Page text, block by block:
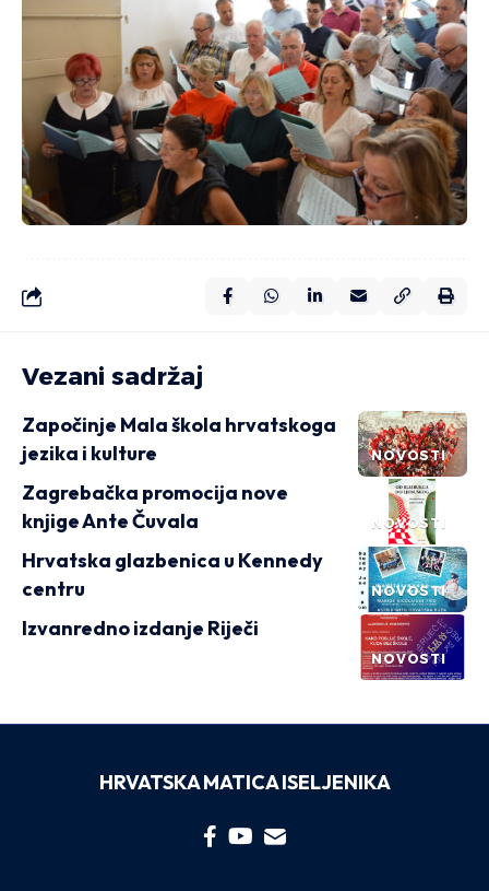
Vezani sadržaj
NOVOSTI
Započinje Mala škola hrvatskoga
jezika i kulture
NOVOSTI
Zagrebačka promocija nove
knjige Ante Čuvala
NOVOSTI
Hrvatska glazbenica u Kennedy
centru
NOVOSTI
Izvanredno izdanje Riječi
HRVATSKA MATICA ISELJENIKA